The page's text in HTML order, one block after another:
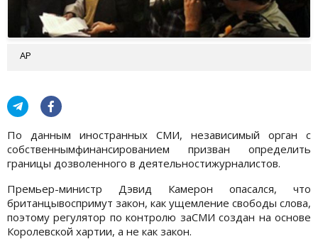
AP
По данным иностранных СМИ, независимый орган с
собственнымфинансированием призван определить
границы дозволенного в деятельностижурналистов.
Премьер-министр Дэвид Камерон опасался, что
британцывоспримут закон, как ущемление свободы слова,
поэтому регулятор по контролю заСМИ создан на основе
Королевской хартии, а не как закон.